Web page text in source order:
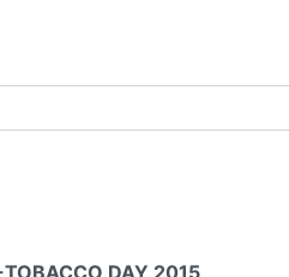
DAY 2015